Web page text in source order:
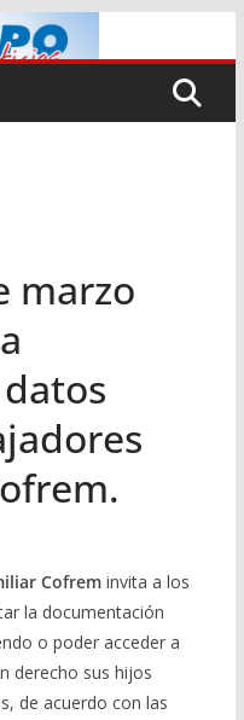
marzo
Cofreminvita a los
la documentación
o poder acceder a
derecho sus hijos
de acuerdo con las